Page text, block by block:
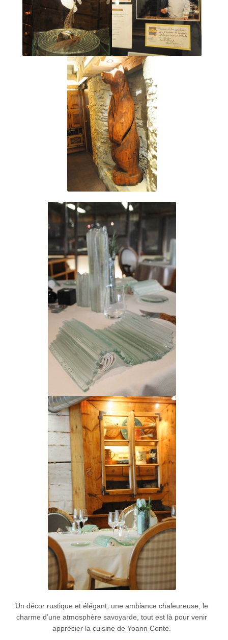
Un décor rustique et élégant, une ambiance chaleureuse, le
charme d’une atmosphère savoyarde, tout est là pour venir
apprécier la cuisine de Yoann Conte.